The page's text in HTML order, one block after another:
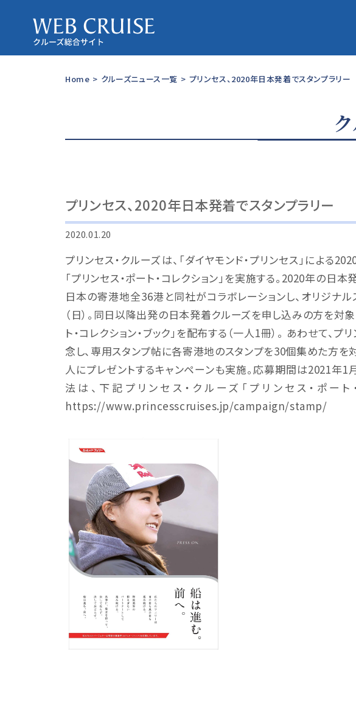
Home > クルーズニュース一覧 > プリンセス、2020年日本発着でスタンプラリー
プリンセス、2020年日本発着でスタンプラリー
2020.01.20
プリンセス・クルーズは、「ダイヤモンド・プリンセス」による
「プリンセス・ポート・コレクション」を実施する。2020年の日
日本の寄港地全36港と同社がコラボレーションし、オリジナ
（日）。同日以降出発の日本発着クルーズを申し込みの方を対象
ト・コレクション・ブック」を配布する（一人1冊）。 あわせて、
念し、専用スタンプ帖に各寄港地のスタンプを30個集めた方を
人にプレゼントするキャンペーンも実施。応募期間は2021年1
法は、下記プリンセス・クルーズ「プリンセス・ポー
https://www.princesscruises.jp/campaign/stamp/